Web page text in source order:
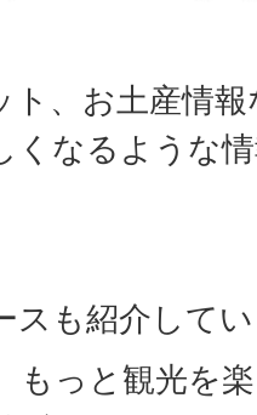
ト、お土産情
くなるような
スも紹介して
もっと観光を